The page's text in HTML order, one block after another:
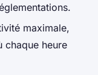
maximale,
chaque heure